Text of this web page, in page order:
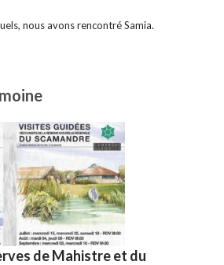
nous avons rencontré Samia.
de Mahistre et du